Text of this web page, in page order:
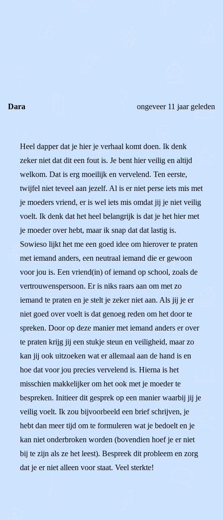
Dara ongeveer 11 jaar geleden
Heel dapper dat je hier je verhaal komt doen. Ik denk
zeker niet dat dit een fout is. Je bent hier veilig en altijd
welkom. Dat is erg moeilijk en vervelend. Ten eerste,
twijfel niet teveel aan jezelf. Al is er niet perse iets mis met
je moeders vriend, er is wel iets mis omdat jij je niet veilig
voelt. Ik denk dat het heel belangrijk is dat je het hier met
je moeder over hebt, maar ik snap dat dat lastig is.
Sowieso lijkt het me een goed idee om hierover te praten
met iemand anders, een neutraal iemand die er gewoon
voor jou is. Een vriend(in) of iemand op school, zoals de
vertrouwenspersoon. Er is niks raars aan om met zo
iemand te praten en je stelt je zeker niet aan. Als jij je er
niet goed over voelt is dat genoeg reden om het door te
spreken. Door op deze manier met iemand anders er over
te praten krijg jij een stukje steun en veiligheid, maar zo
kan jij ook uitzoeken wat er allemaal aan de hand is en
hoe dat voor jou precies vervelend is. Hierna is het
misschien makkelijker om het ook met je moeder te
bespreken. Initieer dit gesprek op een manier waarbij jij je
veilig voelt. Ik zou bijvoorbeeld een brief schrijven, je
hebt dan meer tijd om te formuleren wat je bedoelt en je
kan niet onderbroken worden (bovendien hoef je er niet
bij te zijn als ze het leest). Bespreek dit probleem en zorg
dat je er niet alleen voor staat. Veel sterkte!